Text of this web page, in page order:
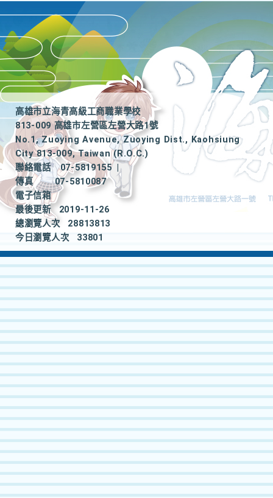
高雄市立海青高級工商職業學校
813-009 高雄市左營區左營大路1號
No.1, Zuoying Avenue, Zuoying Dist., Kaohsiung
City 813-009, Taiwan (R.O.C.)
聯絡電話
07-5819155
|
傳真
07-5810087
電子信箱
最後更新
2019-11-26
總瀏覽人次
28813813
今日瀏覽人次
33801